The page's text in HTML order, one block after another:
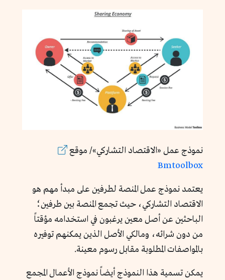
نموذج عمل «الاقتصاد التشاركي»/ موقع
Bmtoolbox
يعتمد نموذج عمل المنصة لطرفين على مبدأ مهم هو
الاقتصاد التشاركي، حيث تجمع المنصة بين طرفين؛
الباحثين عن أصل معين يرغبون في استخدامه مؤقتاً
من دون شرائه، ومالكي الأصل الذين يمكنهم توفيره
بالمواصفات المطلوبة مقابل رسوم معينة.
يمكن تسمية هذا النموذج أيضاً نموذج الأعمال المجمع